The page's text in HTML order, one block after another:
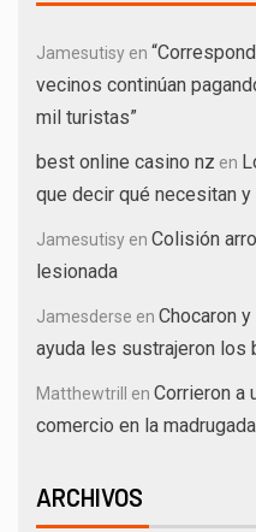
Jamesutisy en
vecinos continúan
mil turistas”
best online casino nz en
que decir qué necesitan y
Jamesutisy en Colisión
lesionada
Jamesderse en Chocaron
ayuda les sustrajeron los
Matthewtrill en Corrieron a
comercio en la madrugada
ARCHIVOS